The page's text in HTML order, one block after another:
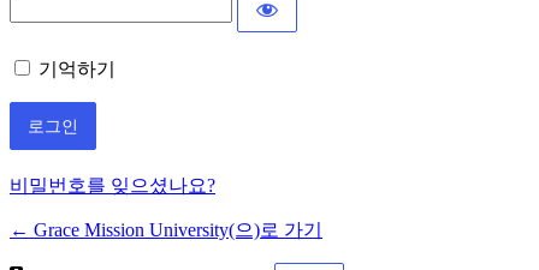
기억하기
비밀번호를 잊으셨나요?
← Grace Mission University(으)로 가기